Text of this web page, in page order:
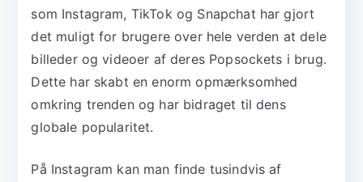
som Instagram, TikTok og Snapchat har gjort
det muligt for brugere over hele verden at dele
billeder og videoer af deres Popsockets i brug.
Dette har skabt en enorm opmærksomhed
omkring trenden og har bidraget til dens
globale popularitet.
På Instagram kan man finde tusindvis af